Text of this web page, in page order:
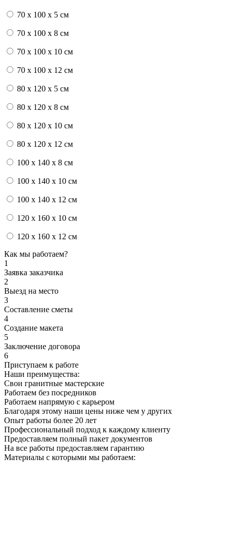
70 x 100 x 5 см
70 x 100 x 8 см
70 x 100 x 10 см
70 x 100 x 12 см
80 x 120 x 5 см
80 x 120 x 8 см
80 x 120 x 10 см
80 x 120 x 12 см
100 x 140 x 8 см
100 x 140 x 10 см
100 x 140 x 12 см
120 x 160 x 10 см
120 x 160 x 12 см
Как мы работаем?
1
Заявка заказчика
2
Выезд на место
3
Составление сметы
4
Создание макета
5
Заключение договора
6
Приступаем к работе
Наши преимущества:
Свои гранитные мастерские
Работаем без посредников
Работаем напрямую с карьером
Благодаря этому наши цены ниже чем у других
Опыт работы более 20 лет
Профессиональный подход к каждому клиенту
Предоставляем полный пакет документов
На все работы предоставляем гарантию
Материалы с которыми мы работаем: